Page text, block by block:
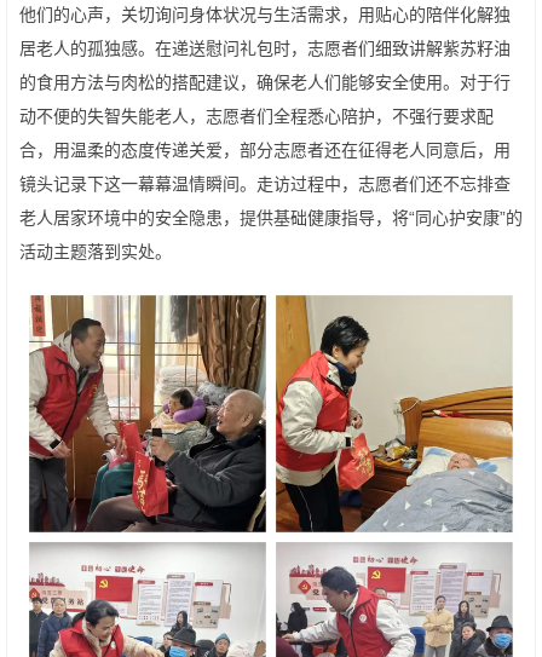
他们的心声，关切询问身体状况与生活需求，用贴心的陪伴化解独
居老人的孤独感。在递送慰问礼包时，志愿者们细致讲解紫苏籽油
的食用方法与肉松的搭配建议，确保老人们能够安全使用。对于行
动不便的失智失能老人，志愿者们全程悉心陪护，不强行要求配
合，用温柔的态度传递关爱，部分志愿者还在征得老人同意后，用
镜头记录下这一幕幕温情瞬间。走访过程中，志愿者们还不忘排查
老人居家环境中的安全隐患，提供基础健康指导，将“同心护安康”的
活动主题落到实处。